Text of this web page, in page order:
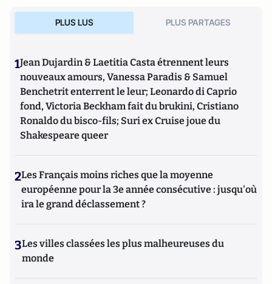
PLUS LUS PLUS PARTAGES
1Jean Dujardin & Laetitia Casta étrennent leurs
nouveaux amours, Vanessa Paradis & Samuel
Benchetrit enterrent le leur; Leonardo di Caprio
fond, Victoria Beckham fait du brukini, Cristiano
Ronaldo du bisco-fils; Suri ex Cruise joue du
Shakespeare queer
2Les Français moins riches que la moyenne
européenne pour la 3e année consécutive : jusqu'où
ira le grand déclassement ?
3Les villes classées les plus malheureuses du
monde